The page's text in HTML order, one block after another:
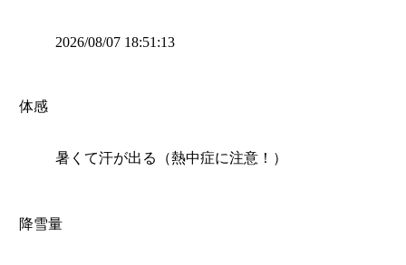
2026/08/07 18:51:13
体感
暑くて汗が出る（熱中症に注意！）
降雪量